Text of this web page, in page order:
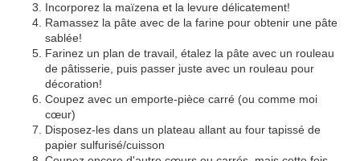
Incorporez la maïzena et la levure délicatement!
Ramassez la pâte avec de la farine pour obtenir une pâte
sablée!
Farinez un plan de travail, étalez la pâte avec un rouleau
de pâtisserie, puis passer juste avec un rouleau pour
décoration!
Coupez avec un emporte-pièce carré (ou comme moi
cœur)
Disposez-les dans un plateau allant au four tapissé de
papier sulfurisé/cuisson